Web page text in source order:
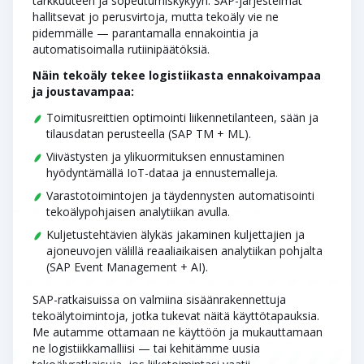
SAP Build Process Automation
Automatisoi sääntöpohjaiset, toistuvat varastotyöt —
kuten toimistotehtävät — älykkäiden avustajien avulla,
vapauttaen työntekijöiden aikaa monimutkaisempiin
tehtäviin.
Sisällytä turvallisuus ja vaatimustenmukaisuus päivittäiseen
toimintaan. Ratkaisu auttaa hallitsemaan vaarallisia aineita,
seuraamaan työolosuhteita ja täyttämään
ympäristösäädökset helposti.
hallitsevat jo perusvirtoja, mutta tekoäly vie ne
pidemmälle — parantamalla ennakointia ja
automatisoimalla rutiinipäätöksiä.
Näin tekoäly tekee logistiikasta ennakoivampaa
ja joustavampaa:
Toimitusreittien optimointi liikennetilanteen, sään ja
tilausdatan perusteella (SAP TM + ML).
Viivästysten ja ylikuormituksen ennustaminen
hyödyntämällä IoT-dataa ja ennustemalleja.
Varastotoimintojen ja täydennysten automatisointi
tekoälypohjaisen analytiikan avulla.
Kuljetustehtävien älykäs jakaminen kuljettajien ja
ajoneuvojen välillä reaaliaikaisen analytiikan pohjalta
(SAP Event Management + AI).
SAP-ratkaisuissa on valmiina sisäänrakennettuja
tekoälytoimintoja, jotka tukevat näitä käyttötapauksia.
Me autamme ottamaan ne käyttöön ja mukauttamaan
ne logistiikkamalliisi — tai kehitämme uusia